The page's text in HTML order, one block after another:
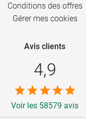
Conditions des offres
Gérer mes cookies
Avis clients
4,9
Voir les 58579 avis